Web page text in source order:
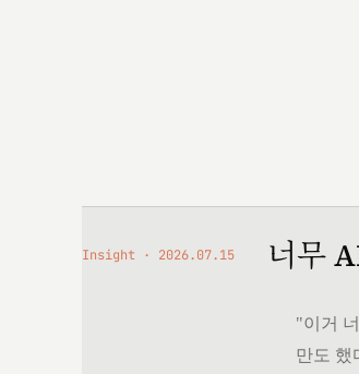
Insight 2026.07.15 너무
"이거
만도 했